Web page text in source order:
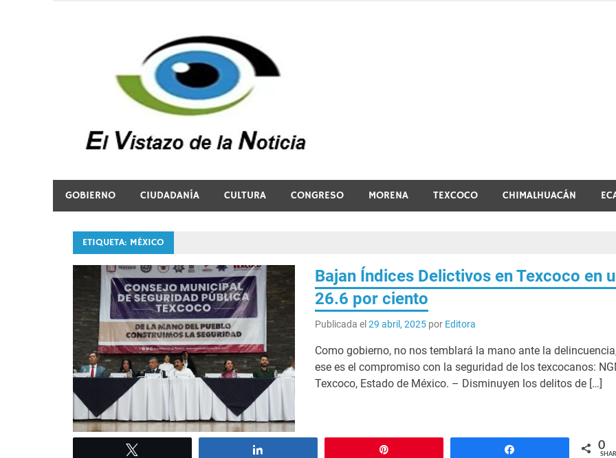
GOBIERNO CIUDADANÍA CULTURA CONGRESO MORENA TEXCOCO CHIMALHUACÁN
ETIQUETA: MÉXICO
Bajan Índices Delictivos en Texcoco en
26.6 por ciento
Publicada el29 abril, 2025 por Editora
Como gobierno, no nos temblará la mano ante la
ese es el compromiso con la seguridad de los texcocanos:
Texcoco, Estado de México. – Disminuyen los delitos de […]
0